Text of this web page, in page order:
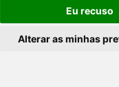
Eu recuso
Alterar as minhas
Proteção para
Estética Cabeleireiro
setor HoReCa
para hotelaria,
Rotulação